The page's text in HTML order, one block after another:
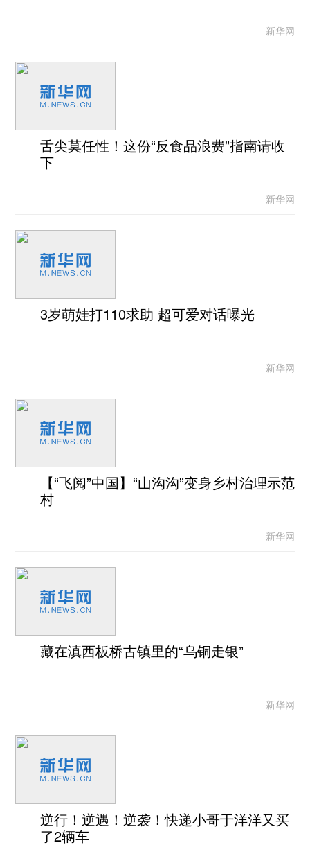
新华网
舌尖莫任性！这份“反食品浪费”指南请收
下
新华网
3岁萌娃打110求助 超可爱对话曝光
新华网
【“飞阅”中国】“山沟沟”变身乡村治理示范
村
新华网
藏在滇西板桥古镇里的“乌铜走银”
新华网
逆行！逆遇！逆袭！快递小哥于洋洋又买
了2辆车